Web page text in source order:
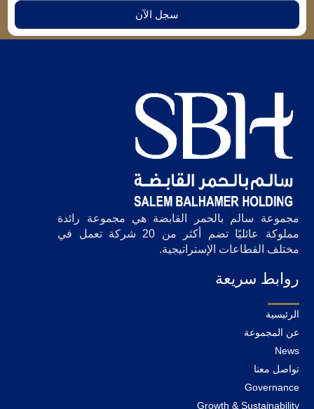
سجل الآن
مجموعة سالم بالحمر القابضة هي مجموعة رائدة
مملوكة عائليًا تضم أكثر من 20 شركة تعمل في
مختلف القطاعات الإستراتيجية.
روابط سريعة
الرئيسية
عن المجموعة
News
تواصل معنا
Governance
Growth & Sustainability